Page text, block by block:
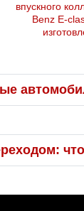
впускного
Benz E-